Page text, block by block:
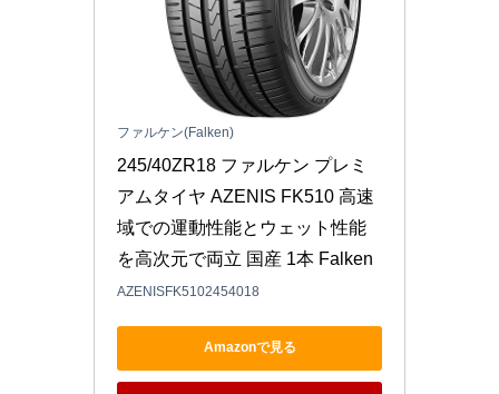
ファルケン(Falken)
245/40ZR18 ファルケン プレミ
アムタイヤ AZENIS FK510 高速
域での運動性能とウェット性能
を高次元で両立 国産 1本 Falken
AZENISFK5102454018
Amazonで見る